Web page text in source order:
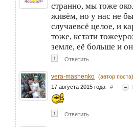
странно, мы тоже
живём, но у нас не
случаевсё целое, и
тоже, кстати
земле, её больше и
↑ Ответить
vera-mashenko (автор поста)
17 августа 2015 года #
↑ Ответить